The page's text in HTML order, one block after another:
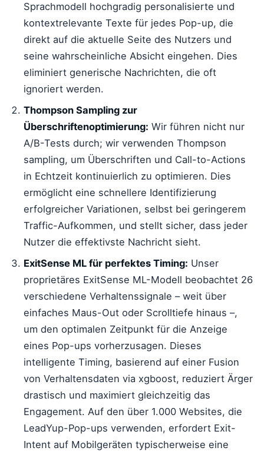
Sprachmodell hochgradig personalisierte und
kontextrelevante Texte für jedes Pop-up, die
direkt auf die aktuelle Seite des Nutzers und
seine wahrscheinliche Absicht eingehen. Dies
eliminiert generische Nachrichten, die oft
ignoriert werden.
Thompson Sampling zur
Überschriftenoptimierung: Wir führen nicht nur
A/B-Tests durch; wir verwenden Thompson
sampling, um Überschriften und Call-to-Actions
in Echtzeit kontinuierlich zu optimieren. Dies
ermöglicht eine schnellere Identifizierung
erfolgreicher Variationen, selbst bei geringerem
Traffic-Aufkommen, und stellt sicher, dass jeder
Nutzer die effektivste Nachricht sieht.
ExitSense ML für perfektes Timing: Unser
proprietäres ExitSense ML-Modell beobachtet 26
verschiedene Verhaltenssignale – weit über
einfaches Maus-Out oder Scrolltiefe hinaus –,
um den optimalen Zeitpunkt für die Anzeige
eines Pop-ups vorherzusagen. Dieses
intelligente Timing, basierend auf einer Fusion
von Verhaltensdaten via xgboost, reduziert Ärger
drastisch und maximiert gleichzeitig das
Engagement. Auf den über 1.000 Websites, die
LeadYup-Pop-ups verwenden, erfordert Exit-
Intent auf Mobilgeräten typischerweise eine